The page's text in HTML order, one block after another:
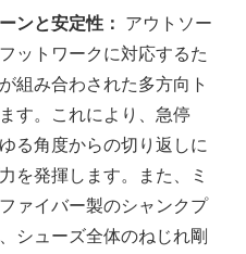
ンと安定性：
アウトソー
ットワークに対応するた
組み合わされた多方向ト
す。これにより、急停
る角度からの切り返しに
を発揮します。また、ミ
ァイバー製のシャンクプ
シューズ全体のねじれ剛